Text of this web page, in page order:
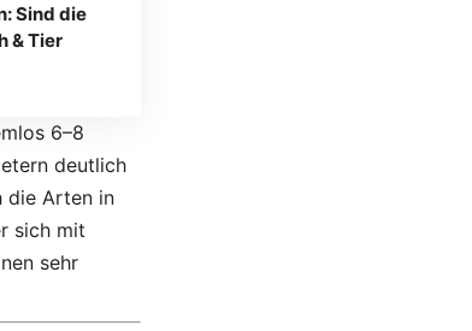
Sind die
& Tier
6–8
deutlich
die Arten in
sich mit
sehr